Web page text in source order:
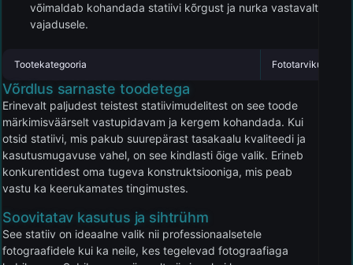
võimaldab kohandada statiivi kõrgust ja nurka vastavalt
vajadusele.
Tootekategooria Fototarvikud
Võrdlus sarnaste toodetega
Erinevalt paljudest teistest statiivimudelitest on see toode
märkimisväärselt vastupidavam ja kergem kohandada. Kui
otsid statiivi, mis pakub suurepärast tasakaalu kvaliteedi ja
kasutusmugavuse vahel, on see kindlasti õige valik. Erineb
konkurentidest oma tugeva konstruktsiooniga, mis peab
vastu ka keerukamates tingimustes.
Soovitatav kasutus ja sihtrühm
See statiiv on ideaalne valik nii professionaalsetele
fotograafidele kui ka neile, kes tegelevad fotograafiaga